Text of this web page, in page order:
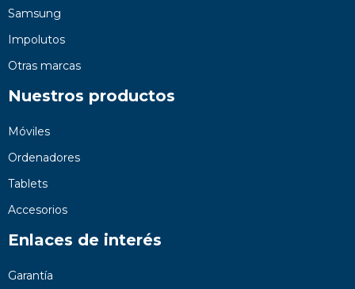
Samsung
Impolutos
Otras marcas
Nuestros productos
Móviles
Ordenadores
Tablets
Accesorios
Enlaces de interés
Garantía